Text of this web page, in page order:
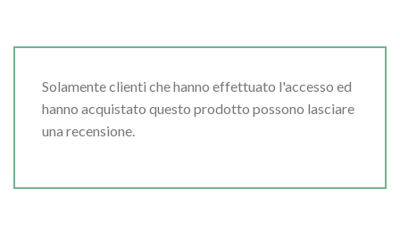
Solamente clienti che hanno effettuato l'accesso ed
hanno acquistato questo prodotto possono lasciare
una recensione.